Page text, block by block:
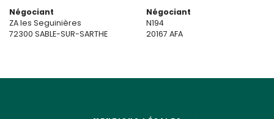
Négociant
ZA les Seguinières
72300 SABLE-SUR-SARTHE
Négociant
N194
20167 AFA